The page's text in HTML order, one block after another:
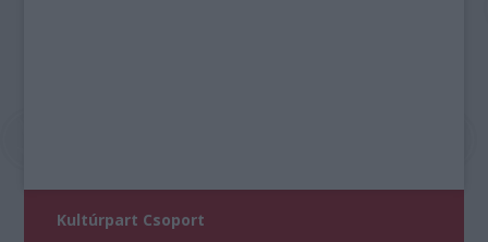
Kultúrpart Csoport